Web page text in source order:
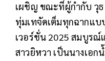
เผชิญ ขณะที่ผู้กำกับ วุ
ทุ่มเทจัดเต็มทุกฉากแ
เวอร์ชั่น 2025 สมบูร
สาวยิหวา เป็นนางเอก